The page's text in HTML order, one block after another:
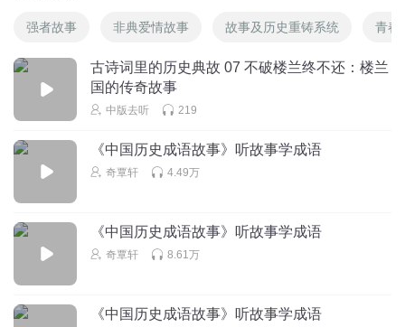
强者故事 非典爱情故事 故事及历史重铸系统 青春
古诗词里的历史典故 07 不破楼兰终不还：楼兰
国的传奇故事
中版去听 219
《中国历史成语故事》听故事学成语
奇覃轩 4.49万
《中国历史成语故事》听故事学成语
奇覃轩 8.61万
《中国历史成语故事》听故事学成语